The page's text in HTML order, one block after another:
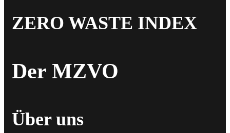
ZERO WASTE INDEX
Der MZVO
Über uns